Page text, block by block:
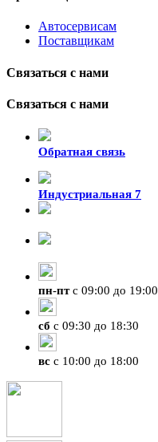
Автосервисам
Поставщикам
Связаться с нами
Связаться с нами
Обратная связь
Индустриальная 7
пн-птс 09:00 до 19:00
сб с 09:30 до 18:30
вс с 10:00 до 18:00